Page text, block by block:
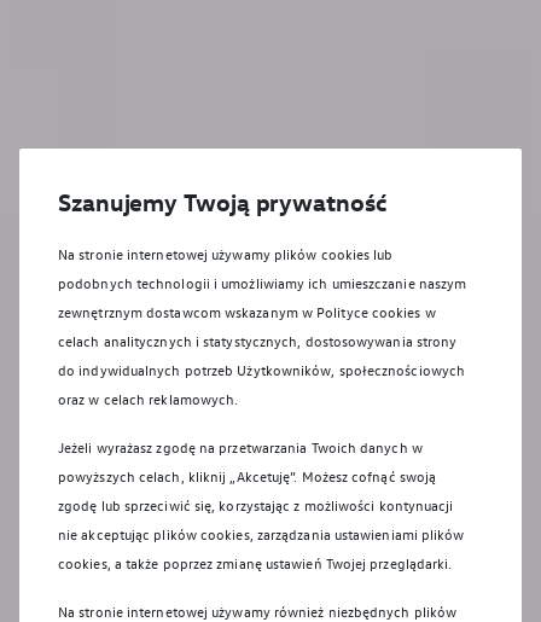
Zapisz się na jazdę próbną
Szanujemy Twoją prywatność
Na stronie internetowej używamy plików cookies lub
podobnych technologii i umożliwiamy ich umieszczanie naszym
zewnętrznym dostawcom wskazanym w Polityce cookies w
celach analitycznych i statystycznych, dostosowywania strony
do indywidualnych potrzeb Użytkowników, społecznościowych
oraz w celach reklamowych.
Jeżeli wyrażasz zgodę na przetwarzania Twoich danych w
powyższych celach, kliknij „Akcetuję”. Możesz cofnąć swoją
zgodę lub sprzeciwić się, korzystając z możliwości kontynuacji
nie akceptując plików cookies, zarządzania ustawieniami plików
cookies, a także poprzez zmianę ustawień Twojej przeglądarki.
Na stronie internetowej używamy również niezbędnych plików